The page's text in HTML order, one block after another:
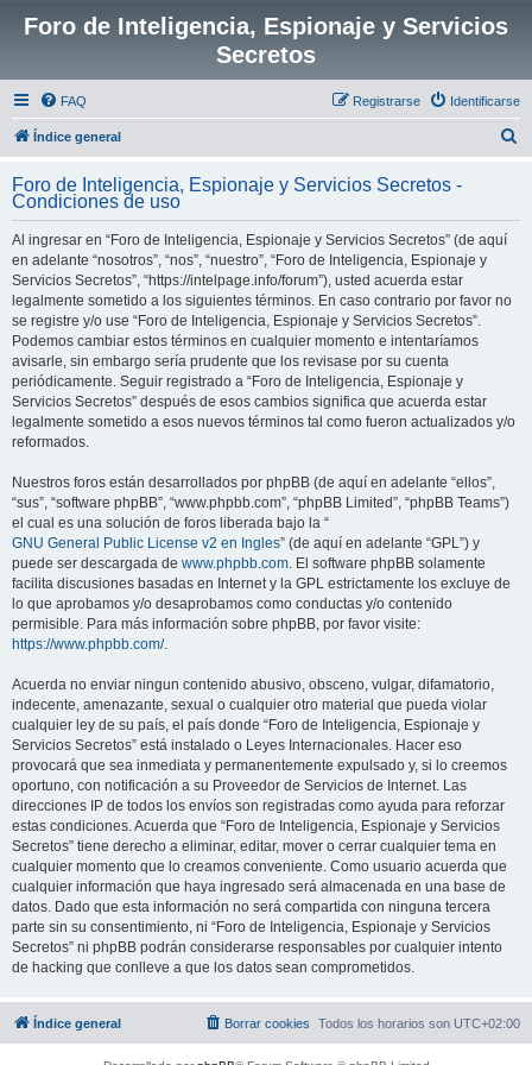
Foro de Inteligencia, Espionaje y Servicios
Secretos
FAQ Identificarse
Registrarse
Índice general
c
Foro de Inteligencia, Espionaje y Servicios Secretos -
Condiciones de uso
Al ingresar en “Foro de Inteligencia, Espionaje y Servicios Secretos” (de aquí
en adelante “nosotros”, “nos”, “nuestro”, “Foro de Inteligencia, Espionaje y
Servicios Secretos”, “https://intelpage.info/forum”), usted acuerda estar
legalmente sometido a los siguientes términos. En caso contrario por favor no
se registre y/o use “Foro de Inteligencia, Espionaje y Servicios Secretos”.
Podemos cambiar estos términos en cualquier momento e intentaríamos
avisarle, sin embargo sería prudente que los revisase por su cuenta
periódicamente. Seguir registrado a “Foro de Inteligencia, Espionaje y
Servicios Secretos” después de esos cambios significa que acuerda estar
legalmente sometido a esos nuevos términos tal como fueron actualizados y/o
reformados.
Nuestros foros están desarrollados por phpBB (de aquí en adelante “ellos”,
“sus”, “software phpBB”, “www.phpbb.com”, “phpBB Limited”, “phpBB Teams”)
el cual es una solución de foros liberada bajo la “
GNU General Public License v2 en Ingles” (de aquí en adelante “GPL”) y
puede ser descargada de www.phpbb.com. El software phpBB solamente
facilita discusiones basadas en Internet y la GPL estrictamente los excluye de
lo que aprobamos y/o desaprobamos como conductas y/o contenido
permisible. Para más información sobre phpBB, por favor visite:
https://www.phpbb.com/.
Acuerda no enviar ningun contenido abusivo, obsceno, vulgar, difamatorio,
indecente, amenazante, sexual o cualquier otro material que pueda violar
cualquier ley de su país, el país donde “Foro de Inteligencia, Espionaje y
Servicios Secretos” está instalado o Leyes Internacionales. Hacer eso
provocará que sea inmediata y permanentemente expulsado y, si lo creemos
oportuno, con notificación a su Proveedor de Servicios de Internet. Las
direcciones IP de todos los envíos son registradas como ayuda para reforzar
estas condiciones. Acuerda que “Foro de Inteligencia, Espionaje y Servicios
Secretos” tiene derecho a eliminar, editar, mover o cerrar cualquier tema en
cualquier momento que lo creamos conveniente. Como usuario acuerda que
cualquier información que haya ingresado será almacenada en una base de
datos. Dado que esta información no será compartida con ninguna tercera
parte sin su consentimiento, ni “Foro de Inteligencia, Espionaje y Servicios
Secretos” ni phpBB podrán considerarse responsables por cualquier intento
de hacking que conlleve a que los datos sean comprometidos.
Índice general Todos los horarios son UTC+02:00
Borrar cookies